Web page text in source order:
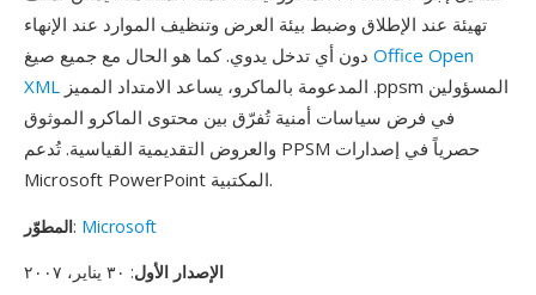
تهيئة عند الإطلاق وضبط بيئة العرض وتنظيف الموارد عند الإنهاء
Office Open
XML
في فرض سياسات أمنية تُفرّق بين محتوى الماكرو الموثوق
والعروض التقديمية القياسية. تُدعم PPSM حصرياً في إصدارات
Microsoft PowerPoint المكتبية.
المطوّر: Microsoft
الإصدار الأول: ٣٠ يناير، ٢٠٠٧